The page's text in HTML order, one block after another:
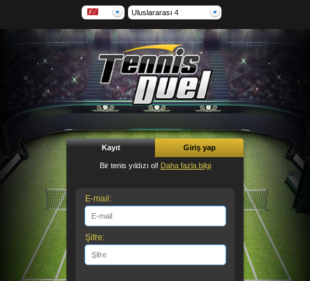
Uluslararası 4
Kayıt Giriş yap
Bir tenis yıldızı ol! Daha fazla bilgi
E-mail:
Şifre: